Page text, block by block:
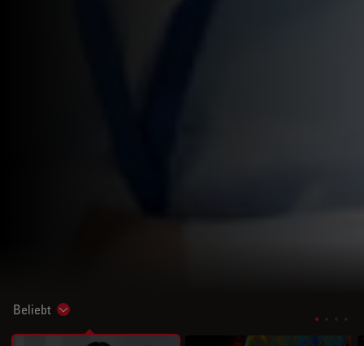
Beliebt Show subnavigation